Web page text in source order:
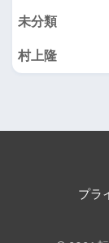
未分類
村上隆
プラ